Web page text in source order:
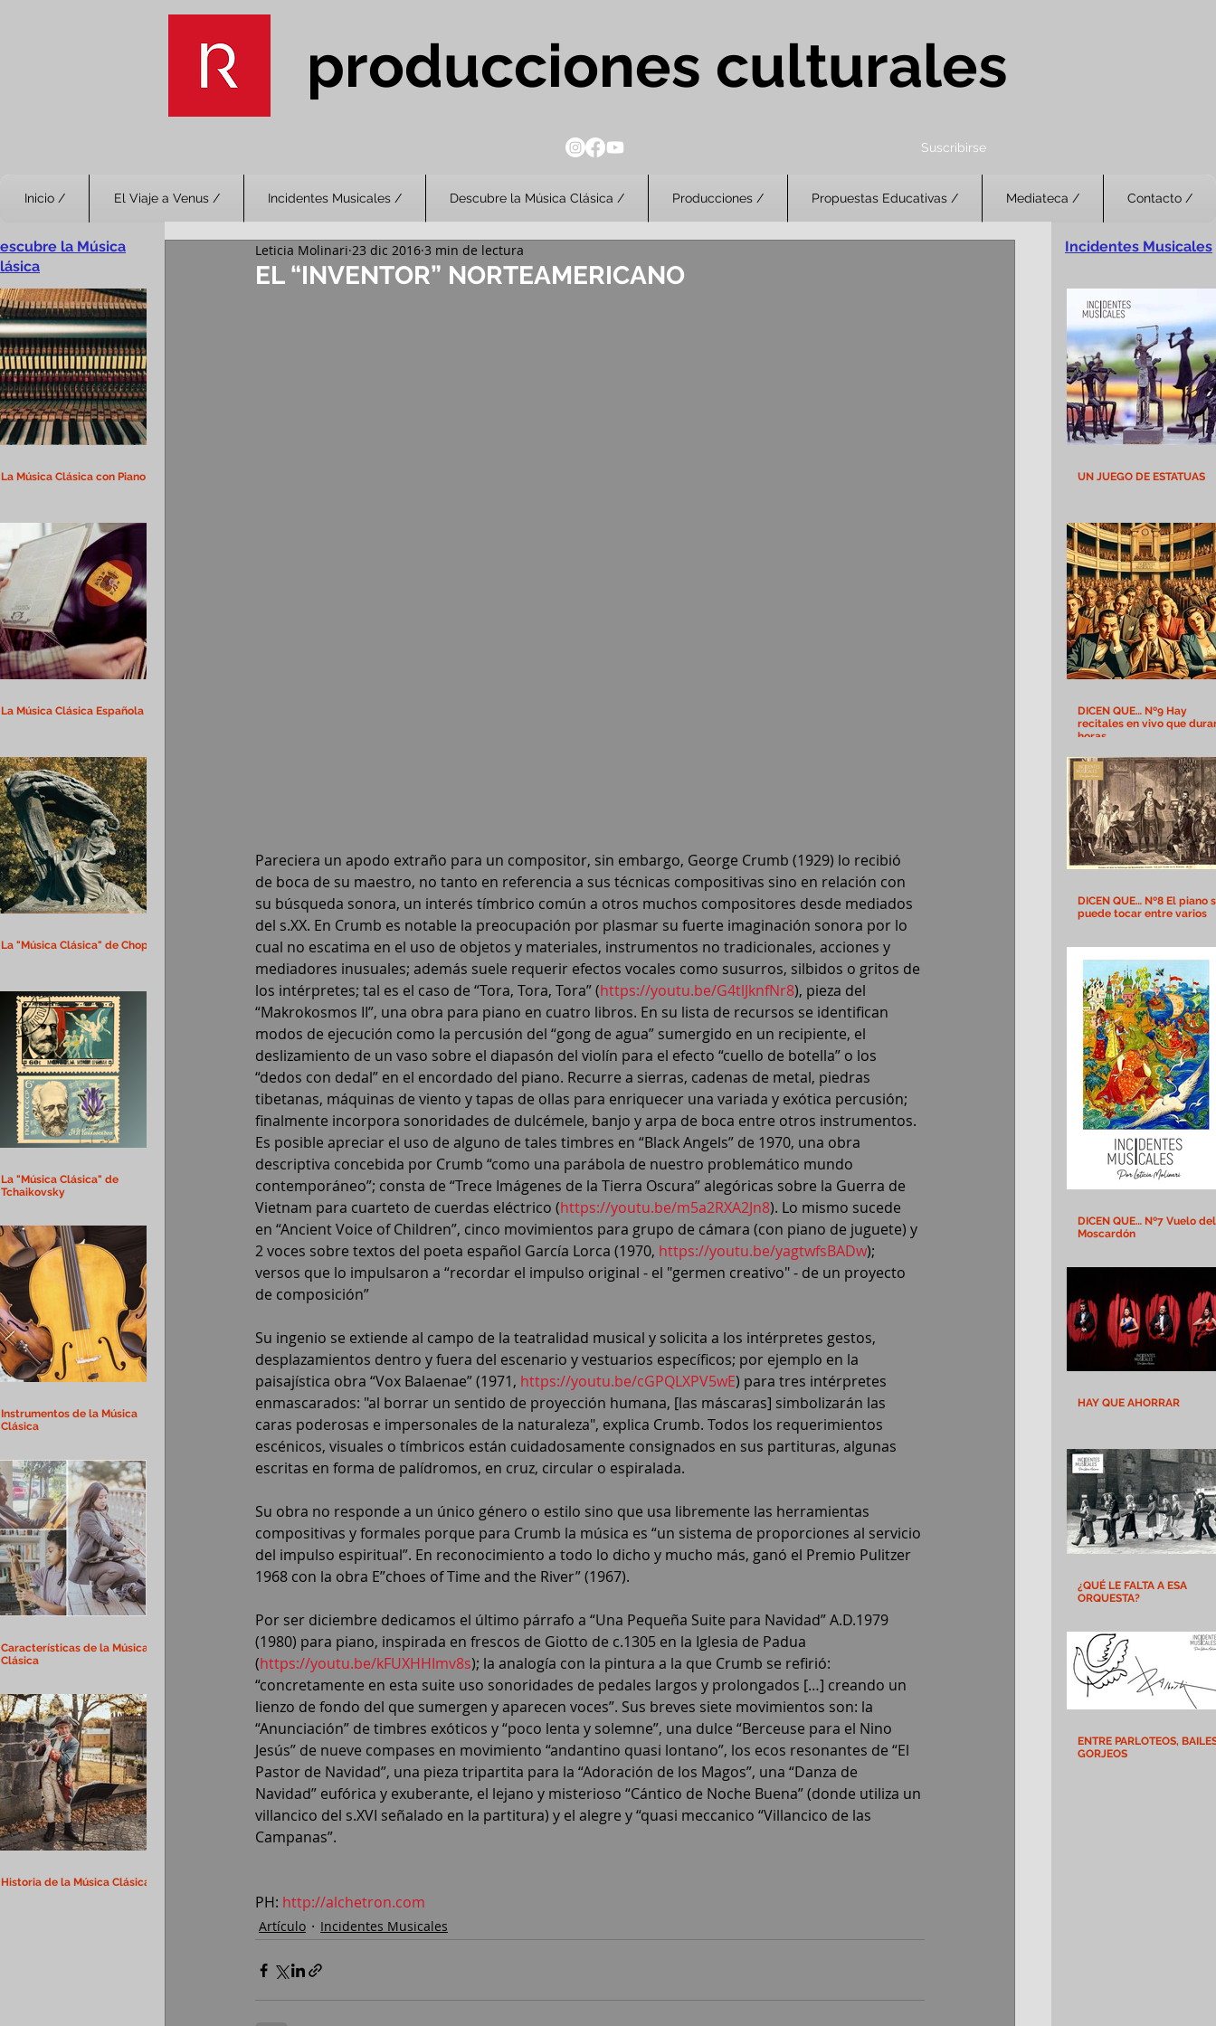
producciones culturales
Suscribirse
Inicio / El Viaje a Venus / Incidentes Musicales / Descubre la Música Clásica / Producciones / Propuestas Educativas / Mediateca / Contacto /
la Música
La Música Clásica con Piano
La Música Clásica Española
La "Música Clásica" de Chopin
La "Música Clásica" de
Tchaikovsky
Instrumentos de la Música
Clásica
Características de la Música
Clásica
Historia de la Música Clásica
EL “INVENTOR” NORTEAMERICANO
Leticia Molinari 23 dic 2016 3 min de lectura
Pareciera un apodo extraño para un compositor, sin embargo, George Crumb (1929) lo recibió
de boca de su maestro, no tanto en referencia a sus técnicas compositivas sino en relación con
su búsqueda sonora, un interés tímbrico común a otros muchos compositores desde mediados
del s.XX. En Crumb es notable la preocupación por plasmar su fuerte imaginación sonora por lo
cual no escatima en el uso de objetos y materiales, instrumentos no tradicionales, acciones y
mediadores inusuales; además suele requerir efectos vocales como susurros, silbidos o gritos de
los intérpretes; tal es el caso de “Tora, Tora, Tora” (https://youtu.be/G4tlJknfNr8), pieza del
“Makrokosmos II”, una obra para piano en cuatro libros. En su lista de recursos se identifican
modos de ejecución como la percusión del “gong de agua” sumergido en un recipiente, el
deslizamiento de un vaso sobre el diapasón del violín para el efecto “cuello de botella” o los
“dedos con dedal” en el encordado del piano. Recurre a sierras, cadenas de metal, piedras
tibetanas, máquinas de viento y tapas de ollas para enriquecer una variada y exótica percusión;
finalmente incorpora sonoridades de dulcémele, banjo y arpa de boca entre otros instrumentos.
Es posible apreciar el uso de alguno de tales timbres en “Black Angels” de 1970, una obra
descriptiva concebida por Crumb “como una parábola de nuestro problemático mundo
contemporáneo”; consta de “Trece Imágenes de la Tierra Oscura” alegóricas sobre la Guerra de
Vietnam para cuarteto de cuerdas eléctrico (https://youtu.be/m5a2RXA2Jn8). Lo mismo sucede
en “Ancient Voice of Children”, cinco movimientos para grupo de cámara (con piano de juguete) y
2 voces sobre textos del poeta español García Lorca (1970, https://youtu.be/yagtwfsBADw);
versos que lo impulsaron a “recordar el impulso original - el "germen creativo" - de un proyecto
de composición”
Su ingenio se extiende al campo de la teatralidad musical y solicita a los intérpretes gestos,
desplazamientos dentro y fuera del escenario y vestuarios específicos; por ejemplo en la
paisajística obra “Vox Balaenae” (1971, https://youtu.be/cGPQLXPV5wE) para tres intérpretes
enmascarados: "al borrar un sentido de proyección humana, [las máscaras] simbolizarán las
caras poderosas e impersonales de la naturaleza", explica Crumb. Todos los requerimientos
escénicos, visuales o tímbricos están cuidadosamente consignados en sus partituras, algunas
escritas en forma de palídromos, en cruz, circular o espiralada.
Su obra no responde a un único género o estilo sino que usa libremente las herramientas
compositivas y formales porque para Crumb la música es “un sistema de proporciones al servicio
del impulso espiritual”. En reconocimiento a todo lo dicho y mucho más, ganó el Premio Pulitzer
1968 con la obra E”choes of Time and the River” (1967).
Por ser diciembre dedicamos el último párrafo a “Una Pequeña Suite para Navidad” A.D.1979
(1980) para piano, inspirada en frescos de Giotto de c.1305 en la Iglesia de Padua
(https://youtu.be/kFUXHHImv8s); la analogía con la pintura a la que Crumb se refirió:
“concretamente en esta suite uso sonoridades de pedales largos y prolongados […] creando un
lienzo de fondo del que sumergen y aparecen voces”. Sus breves siete movimientos son: la
“Anunciación” de timbres exóticos y “poco lenta y solemne”, una dulce “Berceuse para el Nino
Jesús” de nueve compases en movimiento “andantino quasi lontano”, los ecos resonantes de “El
Pastor de Navidad”, una pieza tripartita para la “Adoración de los Magos”, una “Danza de
Navidad” eufórica y exuberante, el lejano y misterioso “Cántico de Noche Buena” (donde utiliza un
villancico del s.XVI señalado en la partitura) y el alegre y “quasi meccanico “Villancico de las
Campanas”.
PH: http://alchetron.com
Artículo Incidentes Musicales
Incidentes Musicales
UN JUEGO DE ESTATUAS
DICEN QUE… Nº9 Hay
recitales en vivo que
horas
DICEN QUE… Nº8 El piano
puede tocar entre varios
DICEN QUE… Nº7 Vuelo del
Moscardón
HAY QUE AHORRAR
¿QUÉ LE FALTA A ESA
ORQUESTA?
ENTRE PARLOTEOS,
GORJEOS